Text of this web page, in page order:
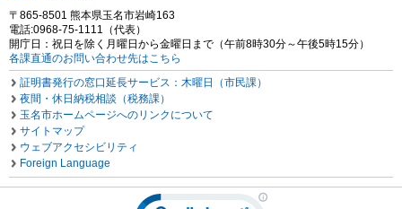
〒865-8501 熊本県玉名市岩崎163
電話:0968-75-1111（代表）
開庁日：祝日を除く月曜日から金曜日まで（午前8時30分～午後5時15分）
各課直通のお問い合わせ先はこちら
証明書発行の窓口延長サービス：木曜日（市民課）
夜間・休日納税相談（税務課）
玉名市ホームページへのリンクについて
サイトマップ
ウェブアクセシビリティ
Foreign Language